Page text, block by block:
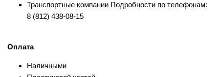
Транспортные компании Подробности по телефонам:
8 (812) 438-08-15
Оплата
Наличными